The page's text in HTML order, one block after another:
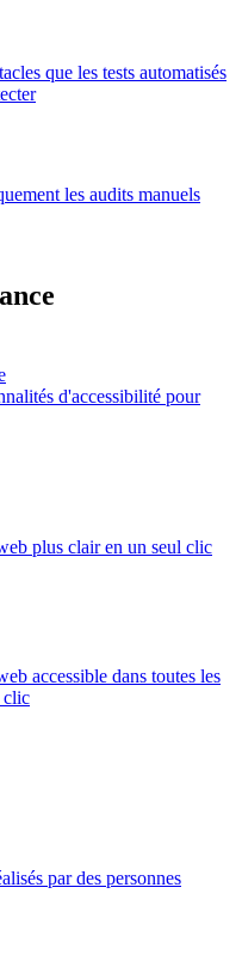
que les tests automatisés
les audits manuels
d'accessibilité pour
plus clair en un seul clic
accessible dans toutes les
clic
par des personnes